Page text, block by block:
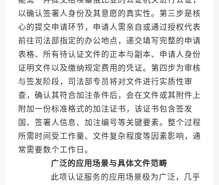
以确认签署人身份及其意愿的真实性。第三步是核
心的提交申请环节，申请人需亲自或通过授权代表
前往司法部指定的办公地点，递交填写完整的申请
表格、所有待认证文件的正本与副本、申请人身份
证明文件以及缴纳规定费用的凭证。第四步为审核
与签发阶段，司法部专员将对文件进行实质性审
查，确认其符合加注条件后，会在文件或其附件上
附加一份标准格式的加注证书，该证书包含签发
国、签署人信息、加注编号等关键要素。整个过程
所需时间受工作量、文件复杂程度等因素影响，通
常需要数个工作日。
广泛的应用场景与具体文件范畴
此项认证服务的应用场景极为广泛，几乎